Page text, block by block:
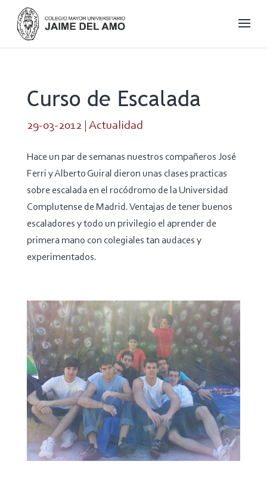
Curso de Escalada
29-03-2012| Actualidad
Hace un par de semanas nuestros compañeros José
Ferri y Alberto Guiral dieron unas clases practicas
sobre escalada en el rocódromo de la Universidad
Complutense de Madrid. Ventajas de tener buenos
escaladores y todo un privilegio el aprender de
primera mano con colegiales tan audaces y
experimentados.